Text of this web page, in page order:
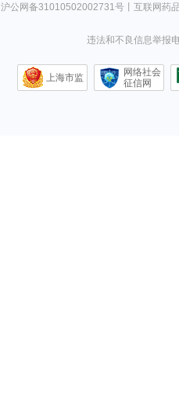
沪公网备31010502002731号丨 互联网药
违法和不良信息举报
上海市监
网络社会
征信网